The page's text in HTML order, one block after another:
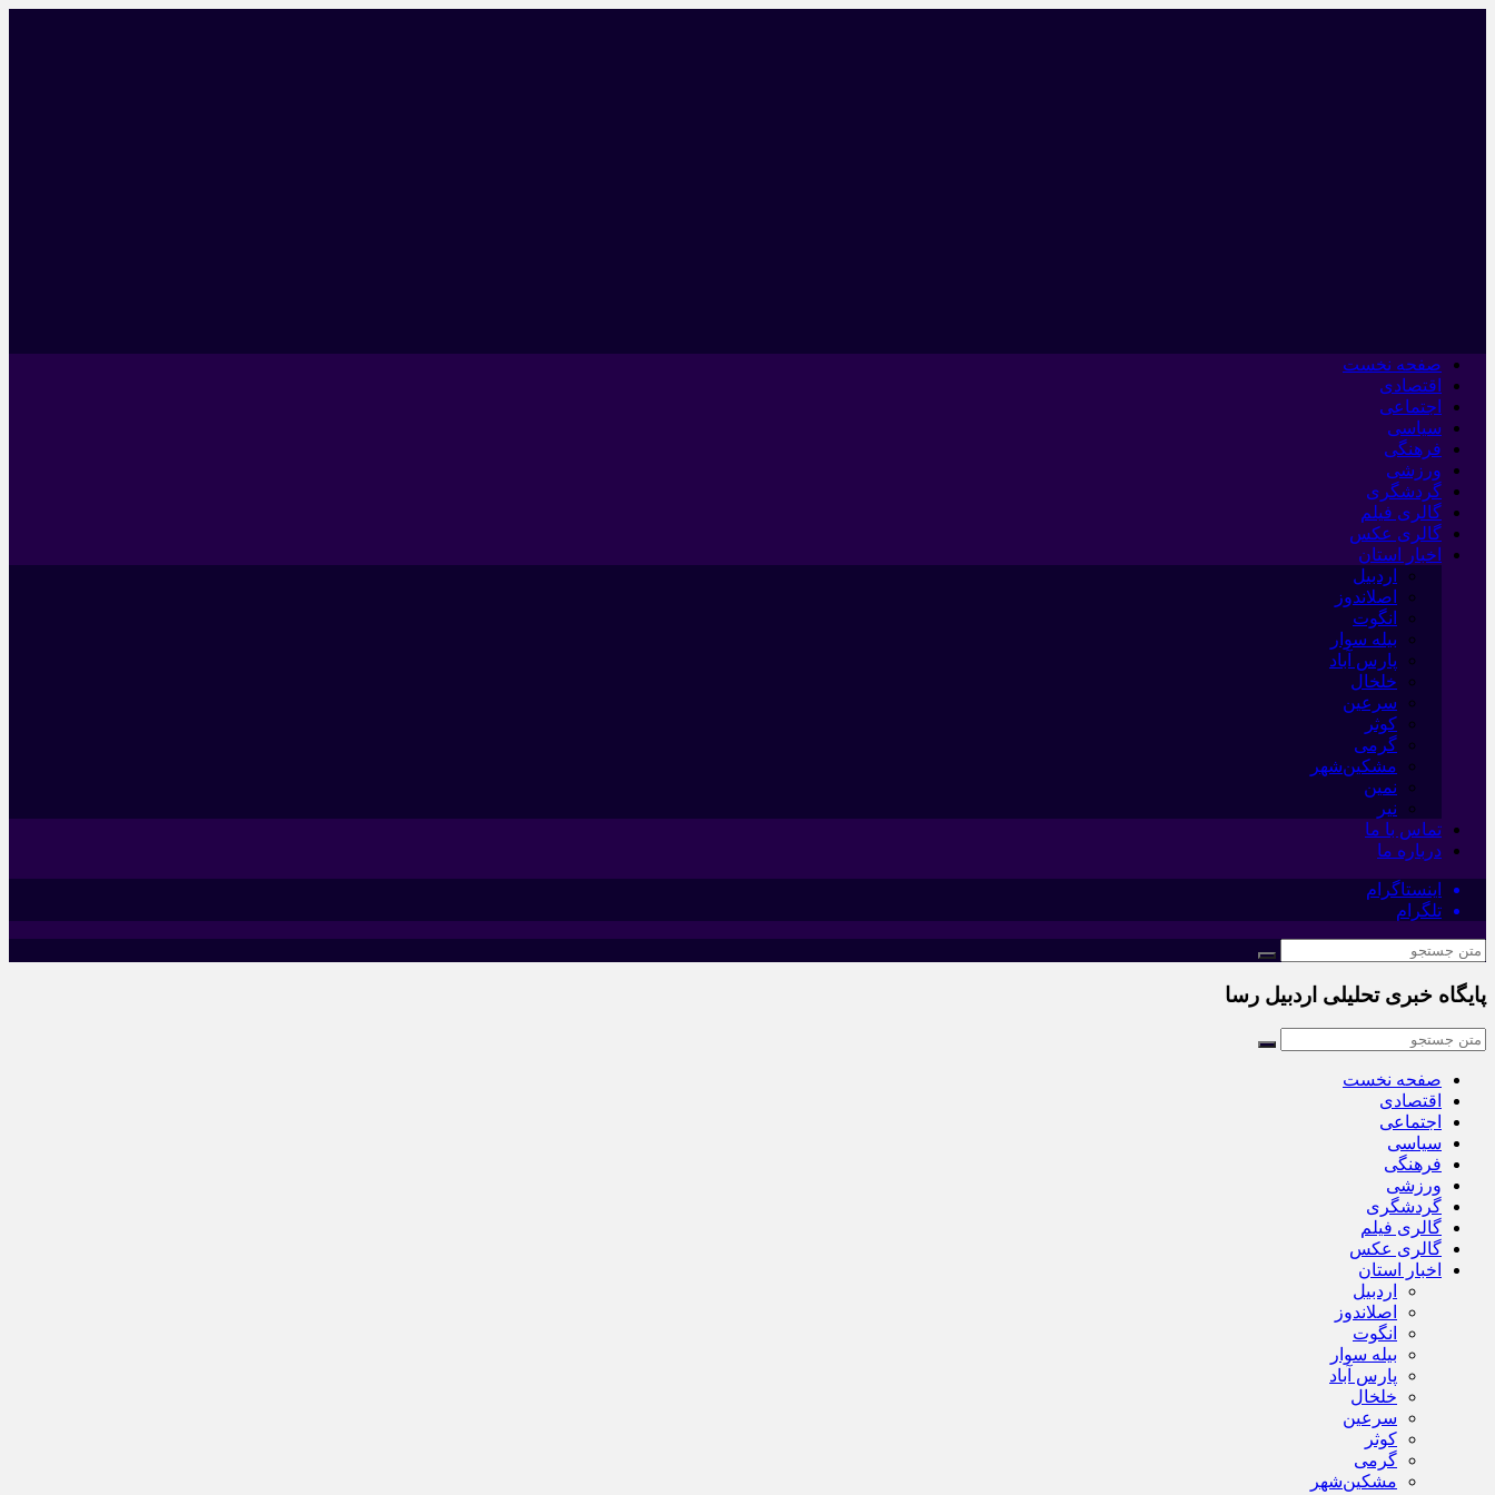
صفحه نخست
اقتصادی
اجتماعی
سیاسی
فرهنگی
ورزشی
گردشگری
گالری فیلم
گالری عکس
اخبار استان
اردبیل
اصلاندوز
انگوت
بیله سوار
پارس آباد
خلخال
سرعین
کوثر
گرمی
مشکین‌شهر
نمین
نیر
تماس با ما
درباره ما
اینستاگرام
تلگرام
پایگاه خبری تحلیلی اردبیل رسا
صفحه نخست
اقتصادی
اجتماعی
سیاسی
فرهنگی
ورزشی
گردشگری
گالری فیلم
گالری عکس
اخبار استان
اردبیل
اصلاندوز
انگوت
بیله سوار
پارس آباد
خلخال
سرعین
کوثر
گرمی
مشکین‌شهر